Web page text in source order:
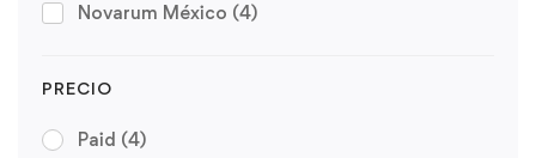
Novarum México (4)
PRECIO
Paid (4)